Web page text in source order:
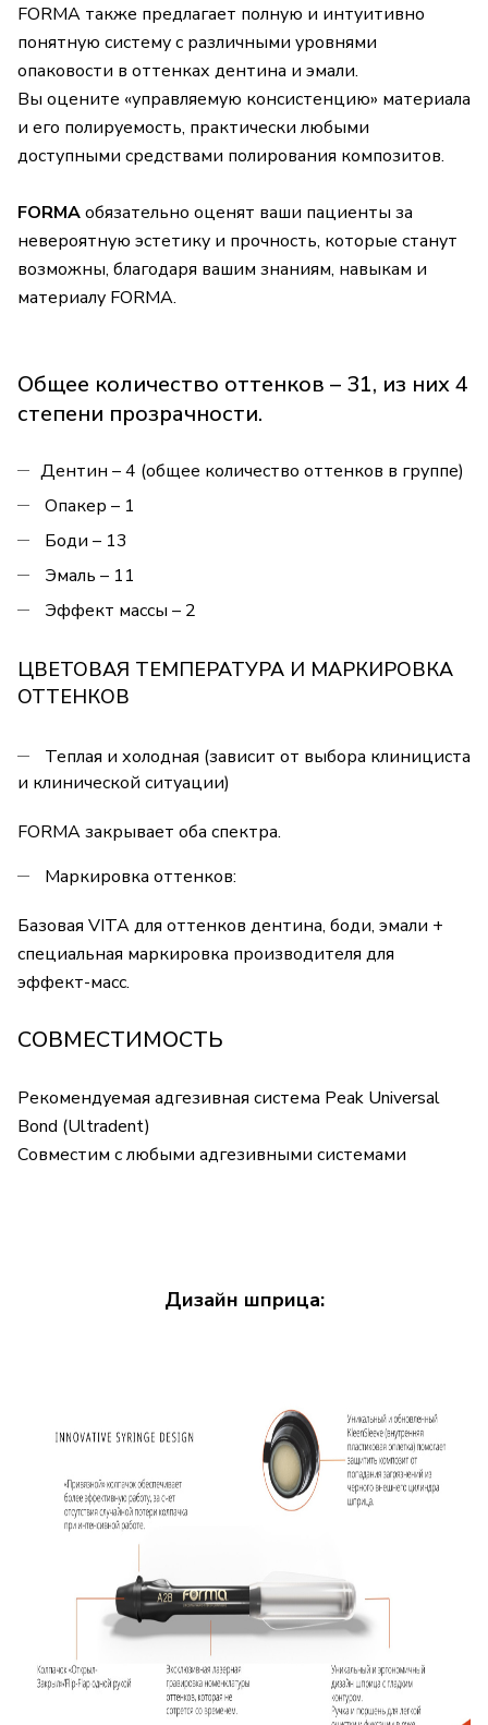
FORMA также предлагает полную и интуитивно
понятную систему с различными уровнями
опаковости в оттенках дентина и эмали.
Вы оцените «управляемую консистенцию» материала
и его полируемость, практически любыми
доступными средствами полирования композитов.
FORMAобязательно оценят ваши пациенты за
невероятную эстетику и прочность, которые станут
возможны, благодаря вашим знаниям, навыкам и
материалу FORMA.
Общее количество оттенков – 31, из них 4
степени прозрачности.
Дентин – 4 (общее количество оттенков в группе)
Опакер – 1
Боди – 13
Эмаль – 11
Эффект массы – 2
ЦВЕТОВАЯ ТЕМПЕРАТУРА И МАРКИРОВКА
ОТТЕНКОВ
Теплая и холодная (зависит от выбора клинициста
и клинической ситуации)
FORMA закрывает оба спектра.
Маркировка оттенков:
Базовая VITA для оттенков дентина, боди, эмали +
специальная маркировка производителя для
эффект-масс.
СОВМЕСТИМОСТЬ
Рекомендуемая адгезивная система Peak Universal
Bond (Ultradent)
Совместим с любыми адгезивными системами
Дизайн шприца: